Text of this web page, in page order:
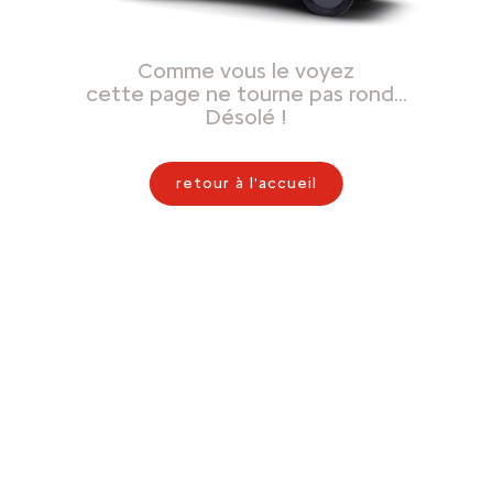
Comme vous le voyez
cette page ne tourne pas rond…
Désolé !
retour à l'accueil